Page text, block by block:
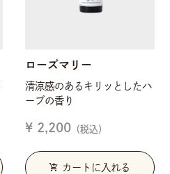
ローズマリー
清涼感のあるキリッとしたハ
ーブの香り
¥ 2,200 （税込）
add_shopping_cart カートに入れる